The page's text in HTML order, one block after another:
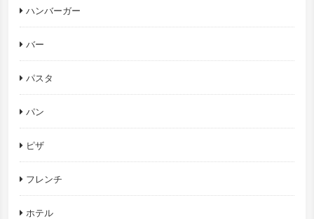
ハンバーガー
バー
パスタ
パン
ピザ
フレンチ
ホテル